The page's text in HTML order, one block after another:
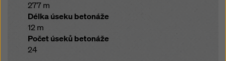
277 m
Délka úseku betonáže
12 m
Počet úseků betonáže
24